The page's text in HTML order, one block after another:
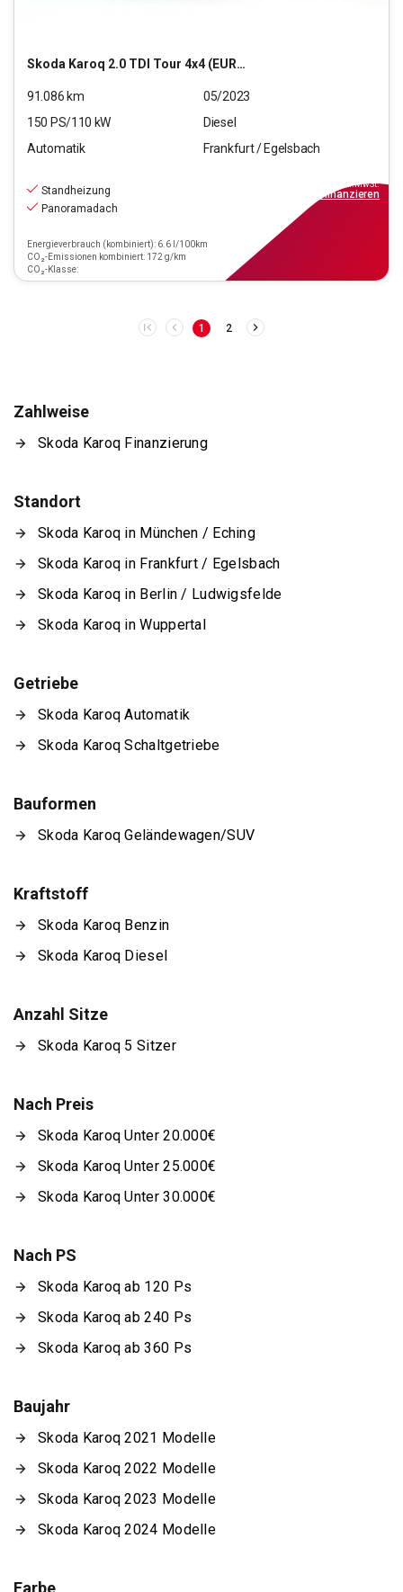
Skoda Karoq 2.0 TDI Tour 4x4 (EURO 6d)
91.086 km
05/2023
150 PS/110 kW
Diesel
Automatik
Frankfurt / Egelsbach
Standheizung
Panoramadach
Energieverbrauch (kombiniert): 6.6 l/100km
CO₂-Emissionen kombiniert: 172 g/km
CO₂-Klasse:
inkl.MwSt.
finanzieren
1 2
Zahlweise
Skoda Karoq Finanzierung
Standort
Skoda Karoq in München / Eching
Skoda Karoq in Frankfurt / Egelsbach
Skoda Karoq in Berlin / Ludwigsfelde
Skoda Karoq in Wuppertal
Getriebe
Skoda Karoq Automatik
Skoda Karoq Schaltgetriebe
Bauformen
Skoda Karoq Geländewagen/SUV
Kraftstoff
Skoda Karoq Benzin
Skoda Karoq Diesel
Anzahl Sitze
Skoda Karoq 5 Sitzer
Nach Preis
Skoda Karoq Unter 20.000€
Skoda Karoq Unter 25.000€
Skoda Karoq Unter 30.000€
Nach PS
Skoda Karoq ab 120 Ps
Skoda Karoq ab 240 Ps
Skoda Karoq ab 360 Ps
Baujahr
Skoda Karoq 2021 Modelle
Skoda Karoq 2022 Modelle
Skoda Karoq 2023 Modelle
Skoda Karoq 2024 Modelle
Farbe